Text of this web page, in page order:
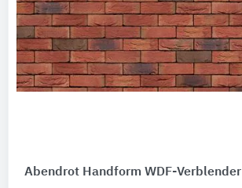
Umweltdeklarationen (EPDs)
Produktkategorie
Verblendersteine
Abendrot Handform WDF-Verblender